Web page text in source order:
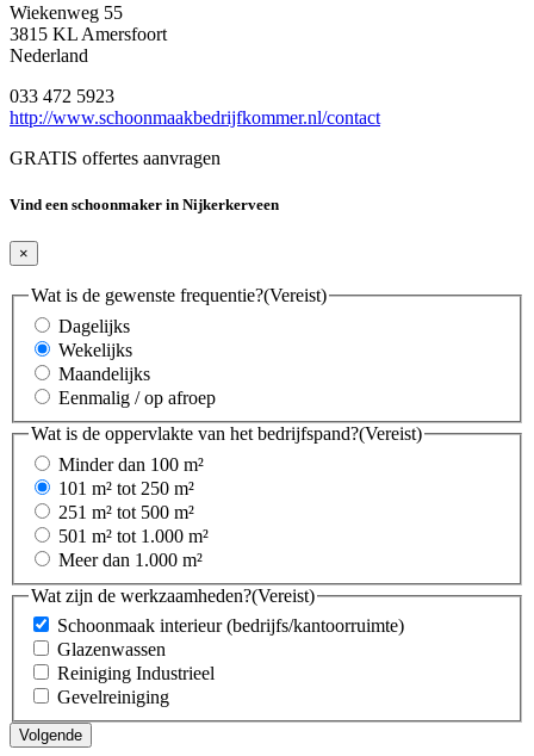
Wiekenweg 55
3815 KL Amersfoort
Nederland
033 472 5923
http://www.schoonmaakbedrijfkommer.nl/contact
GRATIS offertes aanvragen
Vind een schoonmaker in Nijkerkerveen
×
Wat is de gewenste frequentie?(Vereist)
Dagelijks
Wekelijks
Maandelijks
Eenmalig / op afroep
Wat is de oppervlakte van het bedrijfspand?(Vereist)
Minder dan 100 m²
101 m² tot 250 m²
251 m² tot 500 m²
501 m² tot 1.000 m²
Meer dan 1.000 m²
Wat zijn de werkzaamheden?(Vereist)
Schoonmaak interieur (bedrijfs/kantoorruimte)
Glazenwassen
Reiniging Industrieel
Gevelreiniging